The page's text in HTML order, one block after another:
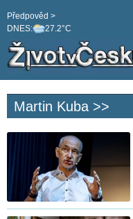
DNES: 27.2°C
Předpověd >
Martin Kuba >>